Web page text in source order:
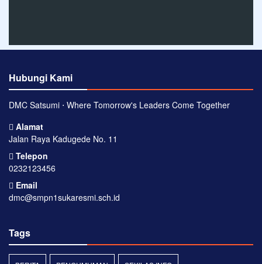
Hubungi Kami
DMC Satsumi ⋅ Where Tomorrow's Leaders Come Together
Alamat
Jalan Raya Kadugede No. 11
Telepon
0232123456
Email
dmc@smpn1sukaresmi.sch.id
Tags